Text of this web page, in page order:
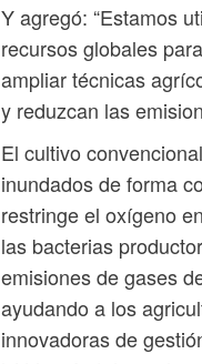
Y agregó: “Estamos
recursos globales
ampliar técnicas
y reduzcan las
El cultivo
inundados de forma
restringe el oxígeno
las bacterias
emisiones de gases
ayudando a los
innovadoras de